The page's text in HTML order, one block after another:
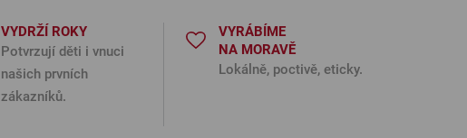
VYDRŽÍ ROKY
Potvrzují děti i vnuci
našich prvních
zákazníků.
VYRÁBÍME
NA MORAVĚ
Lokálně, poctivě, eticky.